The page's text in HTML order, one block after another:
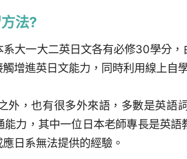
法?
大一大二英日文各有必修30學分
增進英日文能力，同時利用線上自
外，也有很多外來語，多數是英語
力，其中一位日本老師專長是英
日系無法提供的經驗。